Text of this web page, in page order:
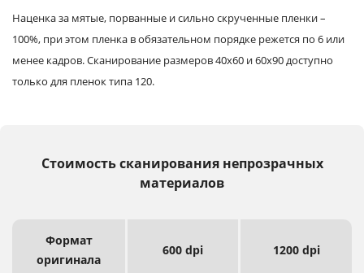
Наценка за мятые, порванные и сильно скрученные пленки –
100%, при этом пленка в обязательном порядке режется по 6 или
менее кадров.Сканирование размеров 40х60 и 60х90 доступно
только для пленок типа 120.
Стоимость сканирования непрозрачных
материалов
Формат
оригинала
600 dpi 1200 dpi